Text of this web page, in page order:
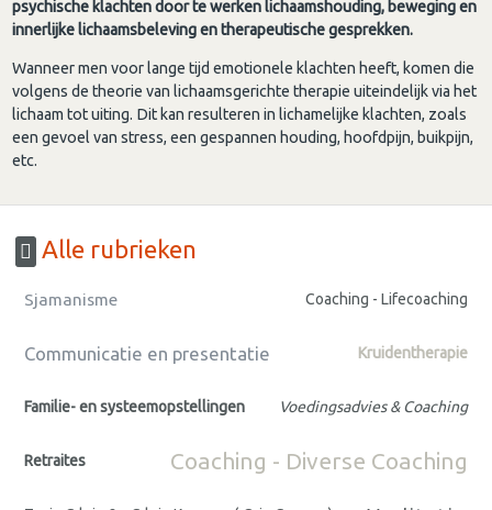
psychische klachten door te werken lichaamshouding, beweging en
innerlijke lichaamsbeleving en therapeutische gesprekken.
Wanneer men voor lange tijd emotionele klachten heeft, komen die
volgens de theorie van lichaamsgerichte therapie uiteindelijk via het
lichaam tot uiting. Dit kan resulteren in lichamelijke klachten, zoals
een gevoel van stress, een gespannen houding, hoofdpijn, buikpijn,
etc.
Alle rubrieken
Sjamanisme Coaching - Lifecoaching
Communicatie en presentatie Kruidentherapie
Familie- en systeemopstellingen Voedingsadvies & Coaching
Retraites Coaching - Diverse Coaching